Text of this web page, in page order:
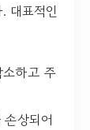
대표적인
하고 주
상되어